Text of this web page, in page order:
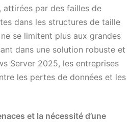
attirées par des failles de
dans les structures de taille
se limitent plus aux grandes
dans une solution robuste et
Server 2025, les entreprises
les pertes de données et les
et la nécessité d’une